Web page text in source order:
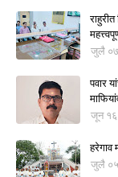
जुलै
पवार
जून
हरेगाव
जुलै